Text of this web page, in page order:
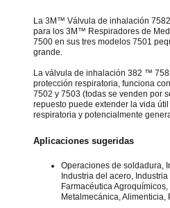
La 3M™ Válvula de inhalación
para los 3M™ Respiradores de
7500 en sus tres modelos 7501
grande.
La válvula de inhalación 382 ™
protección respiratoria, funciona
7502 y 7503 (todas se venden por
repuesto puede extender la vida
respiratoria y potencialmente
Aplicaciones sugeridas
Operaciones de soldadura,
Industria del acero,
Farmacéutica
Metalmecánica, Alimenticia,